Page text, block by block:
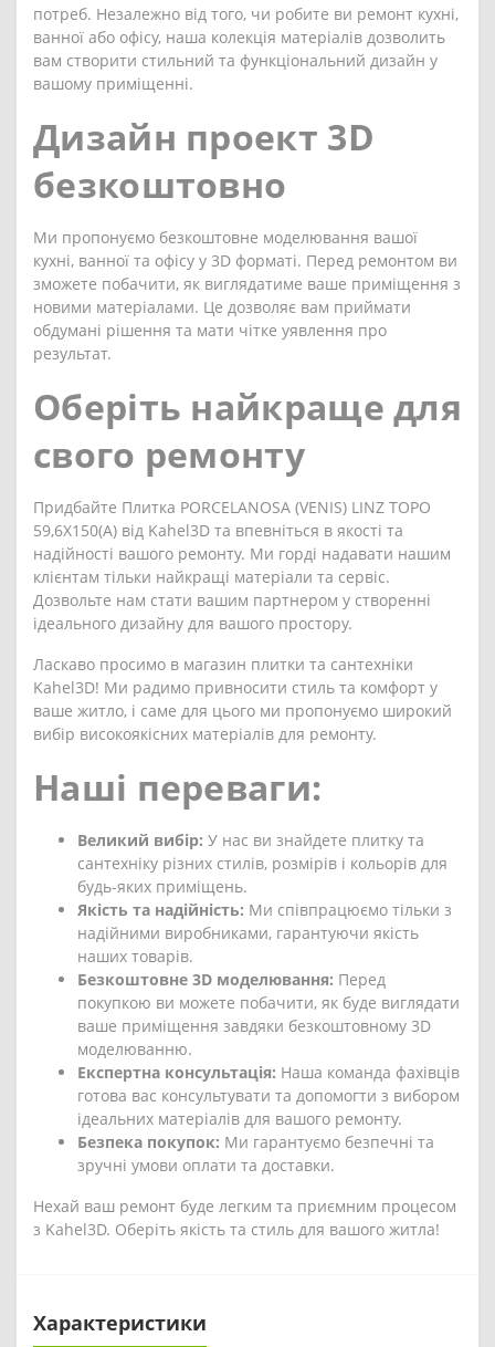
потреб. Незалежно від того, чи робите ви ремонт кухні,
ванної або офісу, наша колекція матеріалів дозволить
вам створити стильний та функціональний дизайн у
вашому приміщенні.
Дизайн проект 3D
безкоштовно
Ми пропонуємо безкоштовне моделювання вашої
кухні, ванної та офісу у 3D форматі. Перед ремонтом ви
зможете побачити, як виглядатиме ваше приміщення з
новими матеріалами. Це дозволяє вам приймати
обдумані рішення та мати чітке уявлення про
результат.
Оберіть найкраще для
свого ремонту
Придбайте Плитка PORCELANOSA (VENIS) LINZ TOPO
59,6X150(A) від Kahel3D та впевніться в якості та
надійності вашого ремонту. Ми горді надавати нашим
клієнтам тільки найкращі матеріали та сервіс.
Дозвольте нам стати вашим партнером у створенні
ідеального дизайну для вашого простору.
Ласкаво просимо в магазин плитки та сантехніки
Kahel3D! Ми радимо привносити стиль та комфорт у
ваше житло, і саме для цього ми пропонуємо широкий
вибір високоякісних матеріалів для ремонту.
Наші переваги:
Великий вибір: У нас ви знайдете плитку та
сантехніку різних стилів, розмірів і кольорів для
будь-яких приміщень.
Якість та надійність: Ми співпрацюємо тільки з
надійними виробниками, гарантуючи якість
наших товарів.
Безкоштовне 3D моделювання: Перед
покупкою ви можете побачити, як буде виглядати
ваше приміщення завдяки безкоштовному 3D
моделюванню.
Експертна консультація: Наша команда фахівців
готова вас консультувати та допомогти з вибором
ідеальних матеріалів для вашого ремонту.
Безпека покупок: Ми гарантуємо безпечні та
зручні умови оплати та доставки.
Нехай ваш ремонт буде легким та приємним процесом
з Kahel3D. Оберіть якість та стиль для вашого житла!
Характеристики